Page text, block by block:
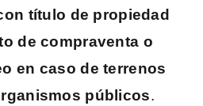
título de propiedad
de compraventa o
en caso de terrenos
públicos.